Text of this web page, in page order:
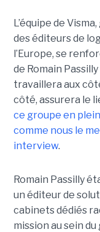
L’équipe de
des éditeurs de
l’Europe, se
de Romain
travaillera aux
côté, assurera le
ce groupe en
comme nous le
interview.
Romain Passilly
un éditeur de
cabinets dédiés
mission au sein